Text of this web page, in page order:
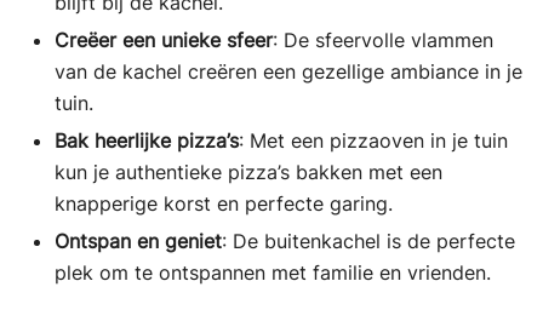
Creëer een unieke sfeer: De sfeervolle vlammen
van de kachel creëren een gezellige ambiance in je
tuin.
Bak heerlijke pizza’s: Met een pizzaoven in je tuin
kun je authentieke pizza’s bakken met een
knapperige korst en perfecte garing.
Ontspan en geniet: De buitenkachel is de perfecte
plek om te ontspannen met familie en vrienden.